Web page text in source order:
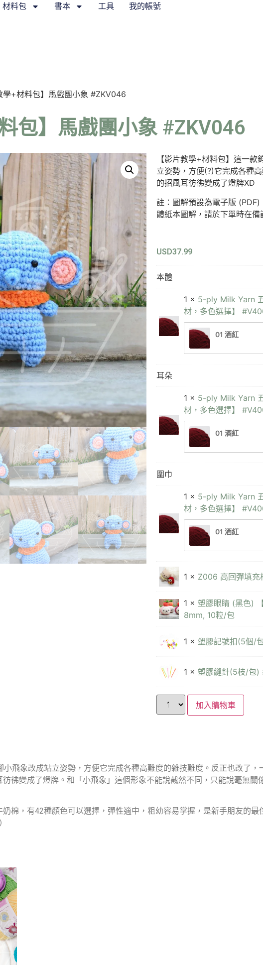
材料包 書本 工具 我的帳號
學+材料包】馬戲團小象 #ZKV046
包】馬戲團小象 #ZKV046
【影片教學+材料包】這一
立姿勢，方便(?)它完成各種
的招風耳彷彿變成了燈牌XD
註 ：圖解預設為電子版
體紙本圖解，請於下單時在備
USD37.99
本體
1 × 5-ply Milk Yarn
材，多色選擇】
01 酒紅
耳朵
1 × 5-ply Milk Yarn
材，多色選擇】
01 酒紅
圍巾
1 × 5-ply Milk Yarn
材，多色選擇】
01 酒紅
1 × Z006 高回彈填充
1 × 塑膠眼睛 (黑色)
8mm, 10粒/包
1 × 塑膠記號扣(5個/
1 × 塑膠縫針(5枝/包)
加入購物車
飛象改成站立姿勢，方便它完成各種高難度的雜技難度。反正也改了
彿變成了燈牌。和「小飛象」這個形象不能說截然不同，只能說毫無
棉，有42種顏色可以選擇，彈性適中，粗幼容易掌握，是新手朋友的